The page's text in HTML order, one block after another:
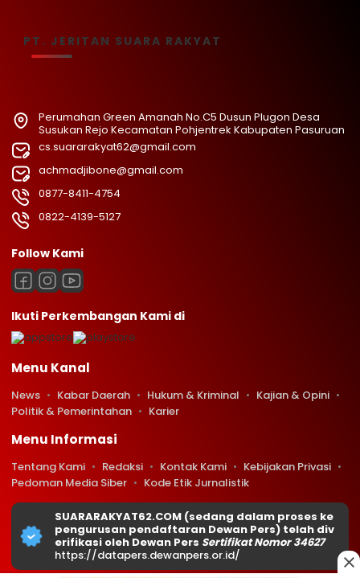
PT. JERITAN SUARA RAKYAT
Perumahan Green Amanah No.C5 Dusun Plugon Desa
Susukan Rejo Kecamatan Pohjentrek Kabupaten Pasuruan
cs.suararakyat62@gmail.com
achmadjibone@gmail.com
0877-8411-4754
0822-4139-5127
Follow Kami
Ikuti Perkembangan Kami di
Menu Kanal
News Kabar Daerah Hukum & Kriminal
Kajian & Opini
Politik & Pemerintahan
Karier
Menu Informasi
Tentang Kami Redaksi Kontak Kami
Kebijakan Privasi
Pedoman Media Siber
Kode Etik Jurnalistik
SUARARAKYAT62.COM (sedang dalam proses ke
pengurusan pendaftaran Dewan Pers) telah div
erifikasi oleh Dewan Pers Sertifikat Nomor 34627
https://datapers.dewanpers.or.id/